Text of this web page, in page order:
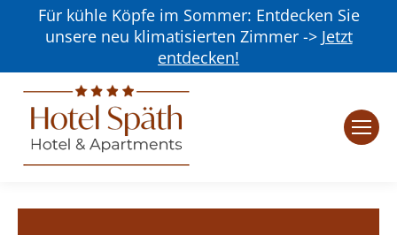
Für kühle Köpfe im Sommer: Entdecken Sie
unsere neu klimatisierten Zimmer -> Jetzt
entdecken!